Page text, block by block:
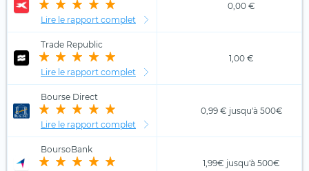
Lire le rapport complet
0,00 €
Trade Republic
Lire le rapport complet
1,00 €
Bourse Direct
Lire le rapport complet
0,99 € jusqu'à 500€
BoursoBank
1,99€ jusqu'à 500€